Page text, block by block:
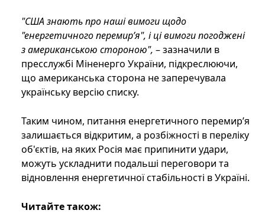
"США знають про наші вимоги щодо
"енергетичного перемир’я", і ці вимоги погоджені
з американською стороною", – зазначили в
пресслужбі Міненерго України, підкреслюючи,
що американська сторона не заперечувала
українську версію списку.
Таким чином, питання енергетичного перемир’я
залишається відкритим, а розбіжності в переліку
об'єктів, на яких Росія має припинити удари,
можуть ускладнити подальші переговори та
відновлення енергетичної стабільності в Україні.
Читайте також: